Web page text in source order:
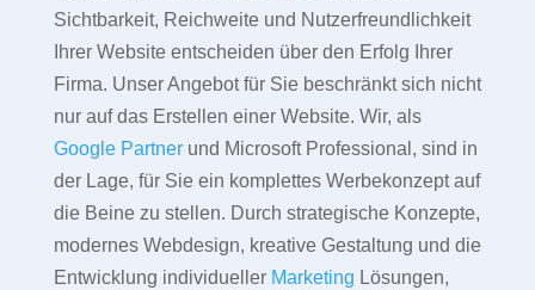
Sichtbarkeit, Reichweite und Nutzerfreundlichkeit
Ihrer Website entscheiden über den Erfolg Ihrer
Firma. Unser Angebot für Sie beschränkt sich nicht
nur auf das Erstellen einer Website. Wir, als
Google Partnerund Microsoft Professional, sind in
der Lage, für Sie ein komplettes Werbekonzept auf
die Beine zu stellen. Durch strategische Konzepte,
modernes Webdesign, kreative Gestaltung und die
Entwicklung individueller Marketing Lösungen,